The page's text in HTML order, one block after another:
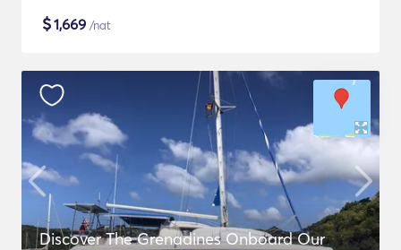
$1,669 /nat
Discover The Grenadines Onboard Our